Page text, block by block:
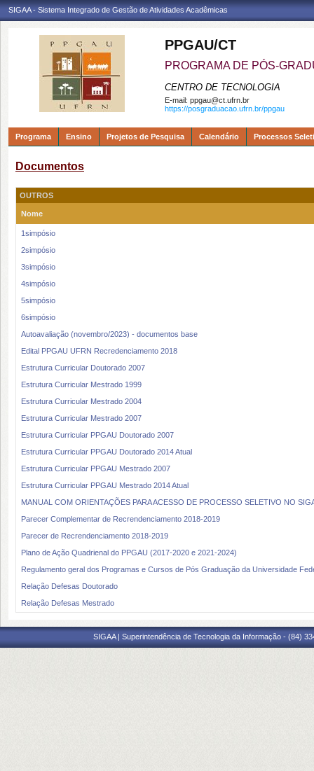
SIGAA - Sistema Integrado de Gestão de Atividades Acadêmicas
PPGAU/CT
PROGRAMA DE PÓS-
CENTRO DE TECNOLOGIA
E-mail: ppgau@ct.ufrn.br
https://posgraduacao.ufrn.br/ppgau
Programa Ensino Projetos de Pesquisa Calendário Processos
Documentos
OUTROS
Nome
1simpósio
2simpósio
3simpósio
4simpósio
5simpósio
6simpósio
Autoavaliação (novembro/2023) - documentos base
Edital PPGAU UFRN Recredenciamento 2018
Estrutura Curricular Doutorado 2007
Estrutura Curricular Mestrado 1999
Estrutura Curricular Mestrado 2004
Estrutura Curricular Mestrado 2007
Estrutura Curricular PPGAU Doutorado 2007
Estrutura Curricular PPGAU Doutorado 2014 Atual
Estrutura Curricular PPGAU Mestrado 2007
Estrutura Curricular PPGAU Mestrado 2014 Atual
MANUAL COM ORIENTAÇÕES PARA ACESSO DE PROCESSO SELETIVO NO
Parecer Complementar de Recrendenciamento 2018-2019
Parecer de Recrendenciamento 2018-2019
Plano de Ação Quadrienal do PPGAU (2017-2020 e 2021-2024)
Regulamento geral dos Programas e Cursos de Pós Graduação da Universidade
Relação Defesas Doutorado
Relação Defesas Mestrado
SIGAA | Superintendência de Tecnologia da Informação - (84)